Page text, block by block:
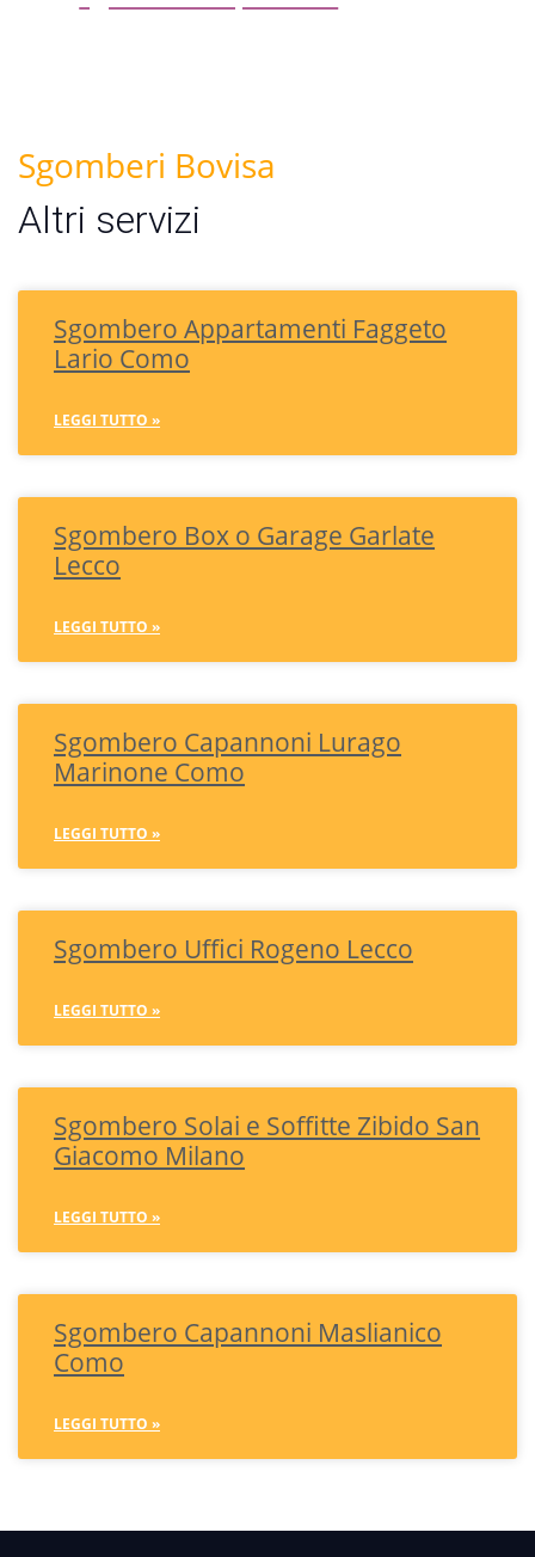
Sgomberi Bovisa
Altri servizi
Sgombero Appartamenti Faggeto
Lario Como
LEGGI TUTTO »
Sgombero Box o Garage Garlate
Lecco
LEGGI TUTTO »
Sgombero Capannoni Lurago
Marinone Como
LEGGI TUTTO »
Sgombero Uffici Rogeno Lecco
LEGGI TUTTO »
Sgombero Solai e Soffitte Zibido San
Giacomo Milano
LEGGI TUTTO »
Sgombero Capannoni Maslianico
Como
LEGGI TUTTO »